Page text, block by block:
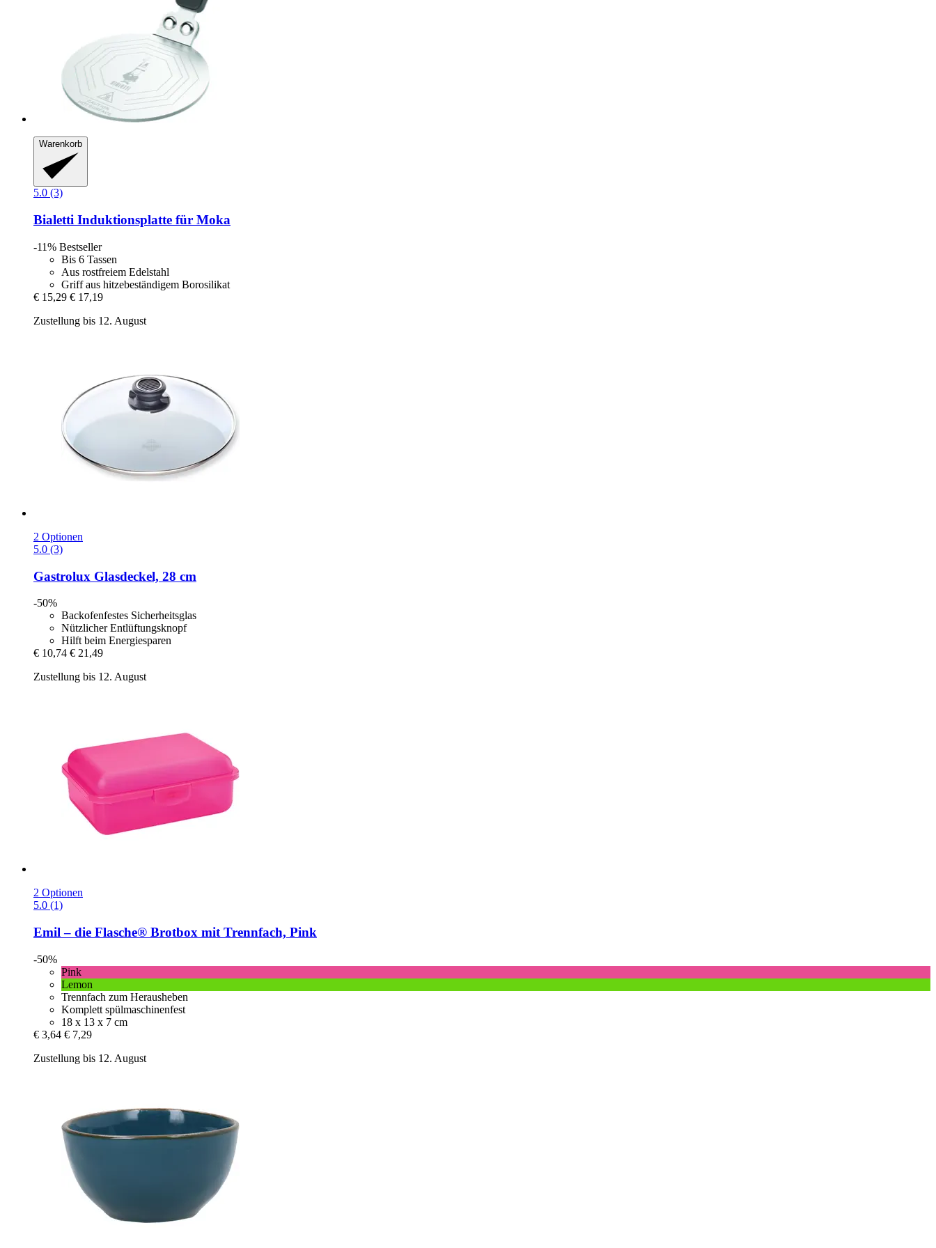
Warenkorb
5.0 (3)
Bialetti Induktionsplatte für Moka
-11% Bestseller
Bis 6 Tassen
Aus rostfreiem Edelstahl
Griff aus hitzebeständigem Borosilikat
€ 15,29 € 17,19
Zustellung bis 12. August
2 Optionen
5.0 (3)
Gastrolux Glasdeckel, 28 cm
-50%
Backofenfestes Sicherheitsglas
Nützlicher Entlüftungsknopf
Hilft beim Energiesparen
€ 10,74 € 21,49
Zustellung bis 12. August
2 Optionen
5.0 (1)
Emil – die Flasche® Brotbox mit Trennfach, Pink
-50%
Pink
Lemon
Trennfach zum Herausheben
Komplett spülmaschinenfest
18 x 13 x 7 cm
€ 3,64 € 7,29
Zustellung bis 12. August